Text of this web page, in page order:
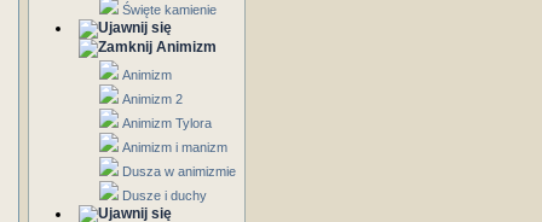
Święte kamienie
Animizm
Animizm
Animizm 2
Animizm Tylora
Animizm i manizm
Dusza w animizmie
Dusze i duchy